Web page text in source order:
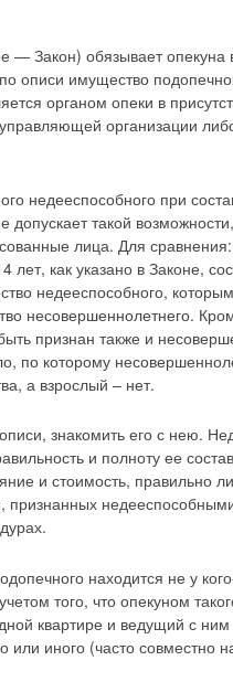
— Закон) обязывает опекуна
описи имущество
органом опеки в
организации
недееспособного при
такой
лица. Для
как указано в Законе,
недееспособного,
несовершеннолетнего.
признан также и
по которому
а взрослый – нет.
знакомить его с нею.
и полноту ее
и стоимость, правильно
признанных
находится не у
того, что опекуном
квартире и ведущий с ним
или иного (часто совместно